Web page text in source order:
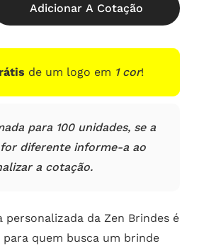
Adicionar A Cotação
de um logo em 1 cor!
para 100 unidades, se a
diferente informe-a ao
a cotação.
personalizada da Zen Brindes é
quem busca um brinde